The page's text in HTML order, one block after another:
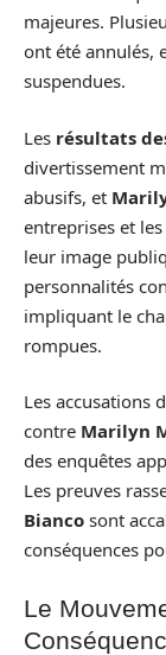
majeures.
ont été annulés,
suspendues.
Les résultats
divertissement
abusifs, et
entreprises et
leur image
personnalités
impliquant le
rompues.
Les accusations
contre Marilyn
des enquêtes
Les preuves
Bianco sont
conséquences
Le